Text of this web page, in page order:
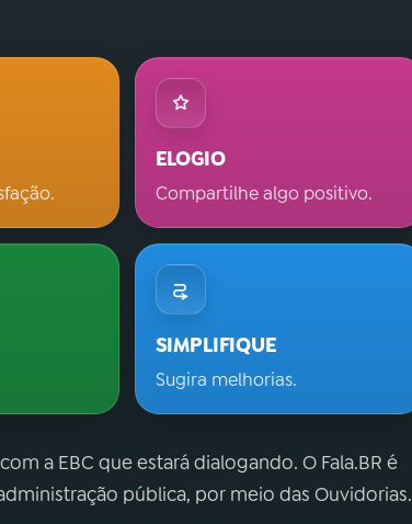
ELOGIO
Compartilhe algo positivo.
SIMPLIFIQUE
Sugira melhorias.
a EBC que estará dialogando. O Fala.BR é
pública, por meio das Ouvidorias.